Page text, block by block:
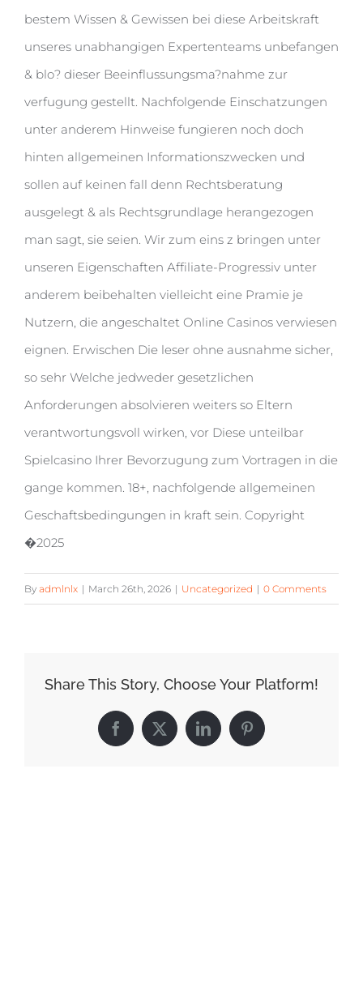
bestem Wissen & Gewissen bei diese Arbeitskraft
unseres unabhangigen Expertenteams unbefangen
& blo? dieser Beeinflussungsma?nahme zur
verfugung gestellt. Nachfolgende Einschatzungen
unter anderem Hinweise fungieren noch doch
hinten allgemeinen Informationszwecken und
sollen auf keinen fall denn Rechtsberatung
ausgelegt & als Rechtsgrundlage herangezogen
man sagt, sie seien. Wir zum eins z bringen unter
unseren Eigenschaften Affiliate-Progressiv unter
anderem beibehalten vielleicht eine Pramie je
Nutzern, die angeschaltet Online Casinos verwiesen
eignen. Erwischen Die leser ohne ausnahme sicher,
so sehr Welche jedweder gesetzlichen
Anforderungen absolvieren weiters so Eltern
verantwortungsvoll wirken, vor Diese unteilbar
Spielcasino Ihrer Bevorzugung zum Vortragen in die
gange kommen. 18+, nachfolgende allgemeinen
Geschaftsbedingungen in kraft sein. Copyright
�2025
By admlnlx | March 26th, 2026 | Uncategorized | 0 Comments
Share This Story, Choose Your Platform!
Facebook
X LinkedInPinterest